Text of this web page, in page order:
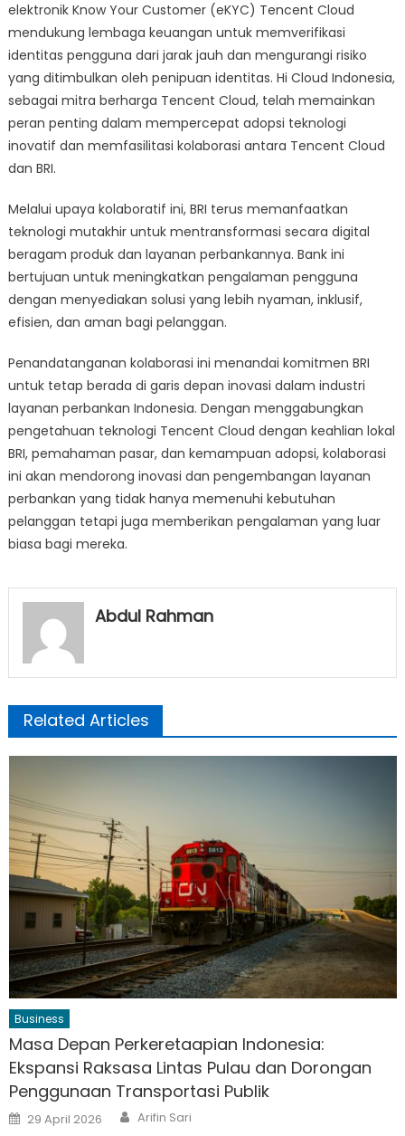
elektronik Know Your Customer (eKYC) Tencent Cloud
mendukung lembaga keuangan untuk memverifikasi
identitas pengguna dari jarak jauh dan mengurangi risiko
yang ditimbulkan oleh penipuan identitas. Hi Cloud Indonesia,
sebagai mitra berharga Tencent Cloud, telah memainkan
peran penting dalam mempercepat adopsi teknologi
inovatif dan memfasilitasi kolaborasi antara Tencent Cloud
dan BRI.
Melalui upaya kolaboratif ini, BRI terus memanfaatkan
teknologi mutakhir untuk mentransformasi secara digital
beragam produk dan layanan perbankannya. Bank ini
bertujuan untuk meningkatkan pengalaman pengguna
dengan menyediakan solusi yang lebih nyaman, inklusif,
efisien, dan aman bagi pelanggan.
Penandatanganan kolaborasi ini menandai komitmen BRI
untuk tetap berada di garis depan inovasi dalam industri
layanan perbankan Indonesia. Dengan menggabungkan
pengetahuan teknologi Tencent Cloud dengan keahlian lokal
BRI, pemahaman pasar, dan kemampuan adopsi, kolaborasi
ini akan mendorong inovasi dan pengembangan layanan
perbankan yang tidak hanya memenuhi kebutuhan
pelanggan tetapi juga memberikan pengalaman yang luar
biasa bagi mereka.
Abdul Rahman
Related Articles
Business
Masa Depan Perkeretaapian Indonesia:
Ekspansi Raksasa Lintas Pulau dan Dorongan
Penggunaan Transportasi Publik
Posted
on
29 April 2026 Author
Arifin Sari